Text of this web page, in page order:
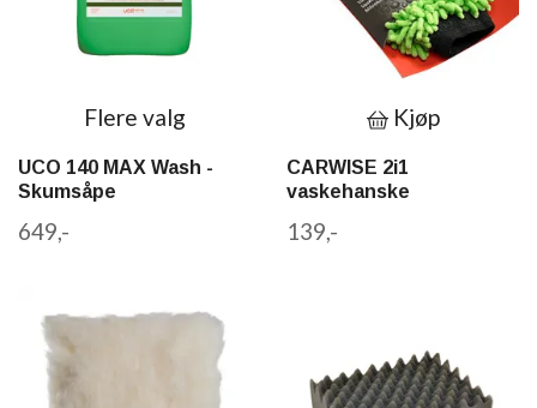
Flere valg
UCO 140 MAX Wash -
Skumsåpe
649,-
Kjøp
CARWISE 2i1
vaskehanske
139,-